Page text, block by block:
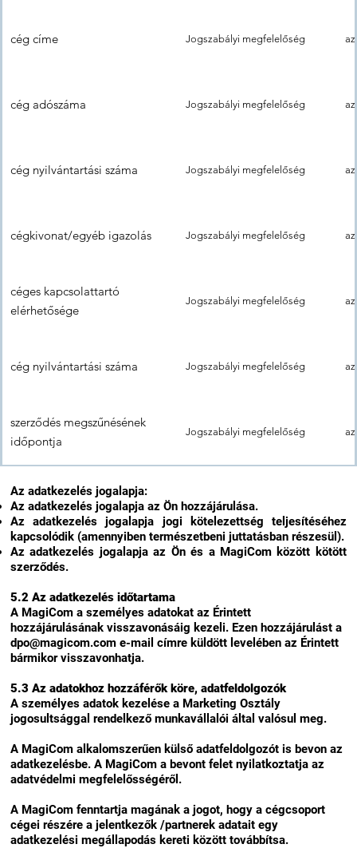
cég címe Jogszabályi megfelelőség
cég adószáma Jogszabályi megfelelőség
cég nyilvántartási száma Jogszabályi megfelelőség
cégkivonat/egyéb igazolás Jogszabályi megfelelőség
céges kapcsolattartó
elérhetősége
Jogszabályi megfelelőség
cég nyilvántartási száma Jogszabályi megfelelőség
szerződés megszűnésének
időpontja
Jogszabályi megfelelőség
Az adatkezelés jogalapja:
Az adatkezelés jogalapja az Ön hozzájárulása.
Az adatkezelés jogalapja jogi kötelezettség teljesítéséhez
kapcsolódik (amennyiben természetbeni juttatásban részesül).
Az adatkezelés jogalapja az Ön és a MagiCom között kötött
szerződés.
5.2 Az adatkezelés időtartama
A MagiCom a személyes adatokat az Érintett
hozzájárulásának visszavonásáig kezeli. Ezen hozzájárulást a
dpo@magicom.com e-mail címre küldött levelében az Érintett
bármikor visszavonhatja.
5.3 Az adatokhoz hozzáférők köre, adatfeldolgozók
A személyes adatok kezelése a Marketing Osztály
jogosultsággal rendelkező munkavállalói által valósul meg.
A MagiCom alkalomszerűen külső adatfeldolgozót is bevon az
adatkezelésbe. A MagiCom a bevont felet nyilatkoztatja az
adatvédelmi megfelelősségéről.
A MagiCom fenntartja magának a jogot, hogy a cégcsoport
cégei részére a jelentkezők /partnerek adatait egy
adatkezelési megállapodás kereti között továbbítsa.